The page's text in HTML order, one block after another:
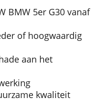
BMW 5er G30 vanaf
of hoogwaardig
aan het
kwaliteit